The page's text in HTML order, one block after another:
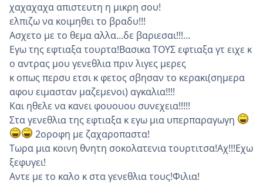
χαχαχαχα απιστευτη η μικρη σου!
ελπιζω να κοιμηθει το βραδυ!!!
Ασχετο με το θεμα αλλα...δε βαριεσαι!!!...
Εγω της εφτιαξα τουρτα!Βασικα ΤΟΥΣ εφτιαξα γτ ειχε κ
ο αντρας μου γενεθλια πριν λιγες μερες
κ οπως περσυ ετσι κ φετος σβησαν το κερακι(σημερα
αφου ειμασταν μαζεμενοι) αγκαλια!!!!
Και ηθελε να κανει φουουου συνεχεια!!!!!
Στα γενεθλια της εφτιαξα κ εγω μια υπερπαραγωγη
2οροφη με ζαχαροπαστα!
Τωρα μια κοινη θνητη σοκολατενια τουρτιτσα!Αχ!!!Εχω
ξεφυγει!
Αντε με το καλο κ στα γενεθλια τους!Φιλια!